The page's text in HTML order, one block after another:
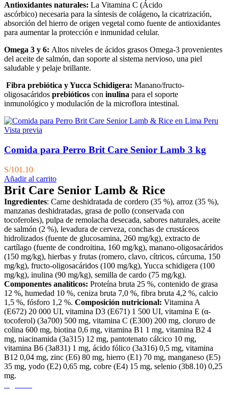
Antioxidantes naturales: La Vitamina C (Ácido
ascórbico) necesaria para la síntesis de colágeno, la cicatrización,
absorción del hierro de origen vegetal como fuente de antioxidantes
para aumentar la protección e inmunidad celular.
Omega 3 y 6: Altos niveles de ácidos grasos Omega-3 provenientes
del aceite de salmón, dan soporte al sistema nervioso, una piel
saludable y pelaje brillante.
Fibra prebiótica y Yucca Schidigera: Manano/fructo-
oligosacáridos prebióticos con inulina para el soporte
inmunológico y modulación de la microflora intestinal.
Vista previa
Comida para Perro Brit Care Senior Lamb 3 kg
S/101.10
Añadir al carrito
Brit Care Senior Lamb & Rice
Ingredientes: Carne deshidratada de cordero (35 %), arroz (35 %),
manzanas deshidratadas, grasa de pollo (conservada con
tocoferoles), pulpa de remolacha desecada, sabores naturales, aceite
de salmón (2 %), levadura de cerveza, conchas de crustáceos
hidrolizados (fuente de glucosamina, 260 mg/kg), extracto de
cartílago (fuente de condroitina, 160 mg/kg), manano-oligosacáridos
(150 mg/kg), hierbas y frutas (romero, clavo, cítricos, cúrcuma, 150
mg/kg), fructo-oligosacáridos (100 mg/kg), Yucca schidigera (100
mg/kg), inulina (90 mg/kg), semilla de cardo (75 mg/kg).
Componentes analíticos: Proteína bruta 25 %, contenido de grasa
12 %, humedad 10 %, ceniza bruta 7,0 %, fibra bruta 4,2 %, calcio
1,5 %, fósforo 1,2 %. Composición nutricional: Vitamina A
(E672) 20 000 UI, vitamina D3 (E671) 1 500 UI, vitamina E (α-
tocoferol) (3a700) 500 mg, vitamina C (E300) 200 mg, cloruro de
colina 600 mg, biotina 0,6 mg, vitamina B1 1 mg, vitamina B2 4
mg, niacinamida (3a315) 12 mg, pantotenato cálcico 10 mg,
vitamina B6 (3a831) 1 mg, ácido fólico (3a316) 0,5 mg, vitamina
B12 0,04 mg, zinc (E6) 80 mg, hierro (E1) 70 mg, manganeso (E5)
35 mg, yodo (E2) 0,65 mg, cobre (E4) 15 mg, selenio (3b8.10) 0,25
mg.